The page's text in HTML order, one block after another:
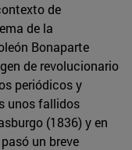
de
de la
Bonaparte
de revolucionario
periódicos y
unos fallidos
(1836) y en
un breve